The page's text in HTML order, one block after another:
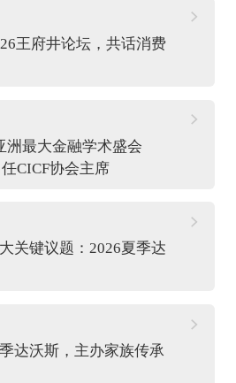
王府井论坛，共话消费
洲最大金融学术盛会
CICF协会主席
关键议题：2026夏季达
达沃斯，主办家族传承